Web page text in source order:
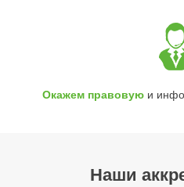
Окажем правовую и
Наши